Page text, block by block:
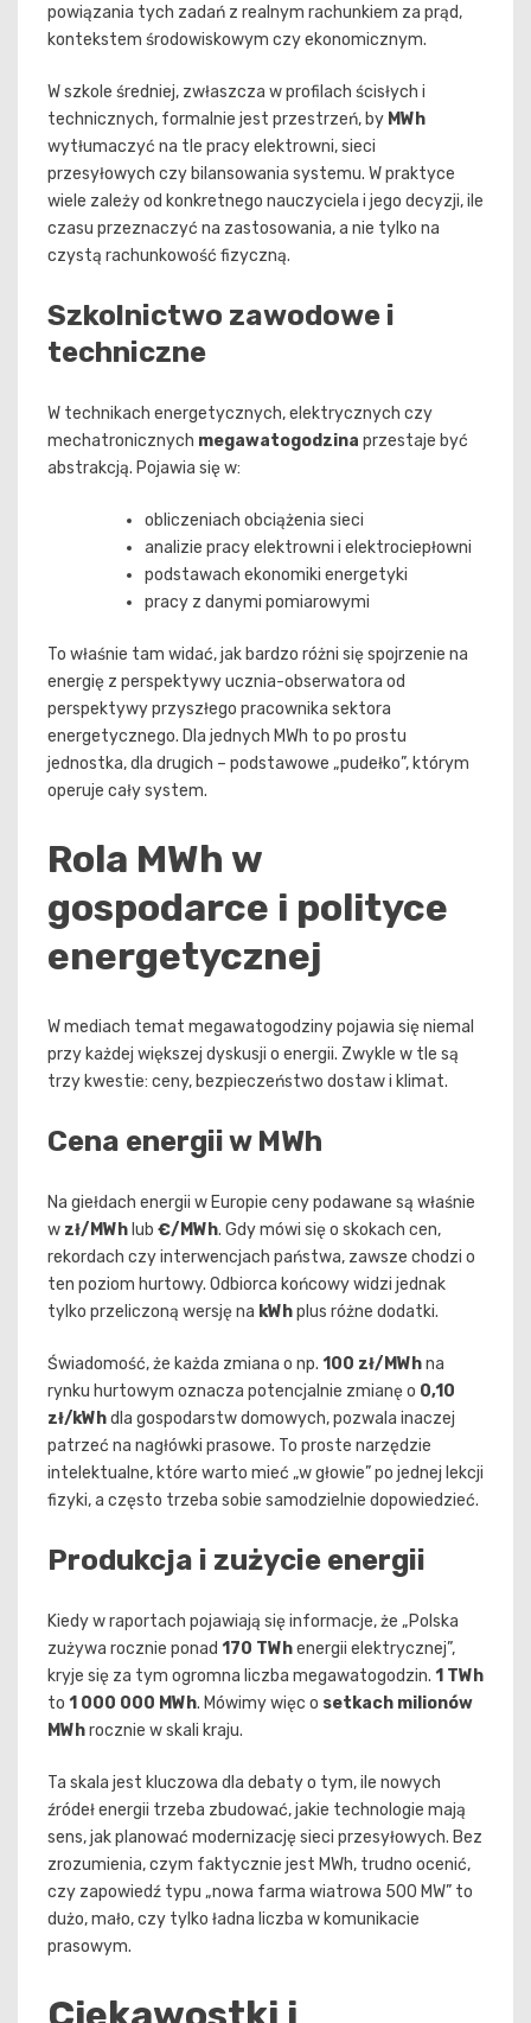
powiązania tych zadań z realnym rachunkiem za prąd,
kontekstem środowiskowym czy ekonomicznym.
W szkole średniej, zwłaszcza w profilach ścisłych i
technicznych, formalnie jest przestrzeń, by MWh
wytłumaczyć na tle pracy elektrowni, sieci
przesyłowych czy bilansowania systemu. W praktyce
wiele zależy od konkretnego nauczyciela i jego decyzji, ile
czasu przeznaczyć na zastosowania, a nie tylko na
czystą rachunkowość fizyczną.
Szkolnictwo zawodowe i
techniczne
W technikach energetycznych, elektrycznych czy
mechatronicznych megawatogodzina przestaje być
abstrakcją. Pojawia się w:
obliczeniach obciążenia sieci
analizie pracy elektrowni i elektrociepłowni
podstawach ekonomiki energetyki
pracy z danymi pomiarowymi
To właśnie tam widać, jak bardzo różni się spojrzenie na
energię z perspektywy ucznia-obserwatora od
perspektywy przyszłego pracownika sektora
energetycznego. Dla jednych MWh to po prostu
jednostka, dla drugich – podstawowe „pudełko”, którym
operuje cały system.
Rola MWh w
gospodarce i polityce
energetycznej
W mediach temat megawatogodziny pojawia się niemal
przy każdej większej dyskusji o energii. Zwykle w tle są
trzy kwestie: ceny, bezpieczeństwo dostaw i klimat.
Cena energii w MWh
Na giełdach energii w Europie ceny podawane są właśnie
w zł/MWh lub €/MWh. Gdy mówi się o skokach cen,
rekordach czy interwencjach państwa, zawsze chodzi o
ten poziom hurtowy. Odbiorca końcowy widzi jednak
tylko przeliczoną wersję na kWhplus różne dodatki.
Świadomość, że każda zmiana o np. 100 zł/MWhna
rynku hurtowym oznacza potencjalnie zmianę o 0,10
zł/kWhdla gospodarstw domowych, pozwala inaczej
patrzeć na nagłówki prasowe. To proste narzędzie
intelektualne, które warto mieć „w głowie” po jednej lekcji
fizyki, a często trzeba sobie samodzielnie dopowiedzieć.
Produkcja i zużycie energii
Kiedy w raportach pojawiają się informacje, że „Polska
zużywa rocznie ponad 170 TWhenergii elektrycznej”,
kryje się za tym ogromna liczba megawatogodzin. 1 TWh
to 1 000 000 MWh. Mówimy więc o setkach milionów
MWhrocznie w skali kraju.
Ta skala jest kluczowa dla debaty o tym, ile nowych
źródeł energii trzeba zbudować, jakie technologie mają
sens, jak planować modernizację sieci przesyłowych. Bez
zrozumienia, czym faktycznie jest MWh, trudno ocenić,
czy zapowiedź typu „nowa farma wiatrowa 500 MW” to
dużo, mało, czy tylko ładna liczba w komunikacie
prasowym.